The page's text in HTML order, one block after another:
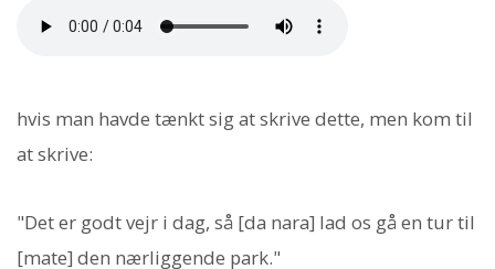
hvis man havde tænkt sig at skrive dette, men kom til
at skrive:
"Det er godt vejr i dag, så [da nara] lad os gå en tur til
[mate] den nærliggende park."